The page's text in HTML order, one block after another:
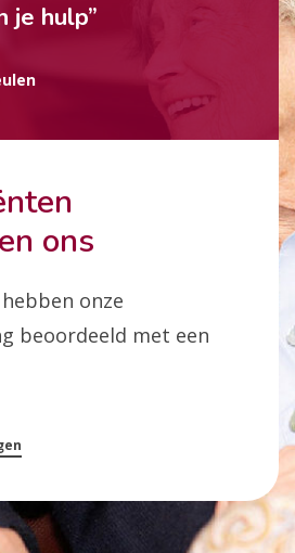
ons
onze
beoordeeld met een
je hulp”